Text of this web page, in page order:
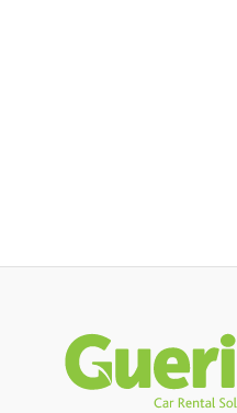
Rodapé